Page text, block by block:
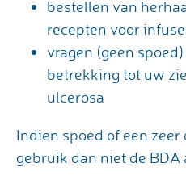
bestellen van
recepten voor
vragen (geen
betrekking tot uw
ulcerosa
Indien spoed of een
gebruik dan niet de BDA